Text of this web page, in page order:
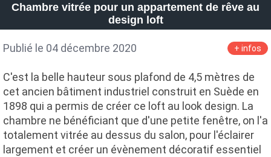
Chambre vitrée pour un appartement de rêve au
design loft
Publié le 04 décembre 2020 + infos
C'est la belle hauteur sous plafond de 4,5 mètres de
cet ancien bâtiment industriel construit en Suède en
1898 qui a permis de créer ce loft au look design. La
chambre ne bénéficiant que d'une petite fenêtre, on l'a
totalement vitrée au dessus du salon, pour l'éclairer
largement et créer un évènement décoratif essentiel